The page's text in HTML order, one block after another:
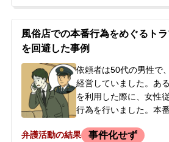
けに関係が悪化。女性
を出す」という趣旨の
きました。警察はまだ
でしたが、依頼者は刑
強く恐れており、穏便
いとの思いから、当事
た。
風俗店での本番行為をめぐるト
を回避した事例
依頼者は50代の男性で
経営していました。あ
を利用した際に、女性
行為を行いました。本
た。行為後、店長や社
弁護活動の結果 事件化せず